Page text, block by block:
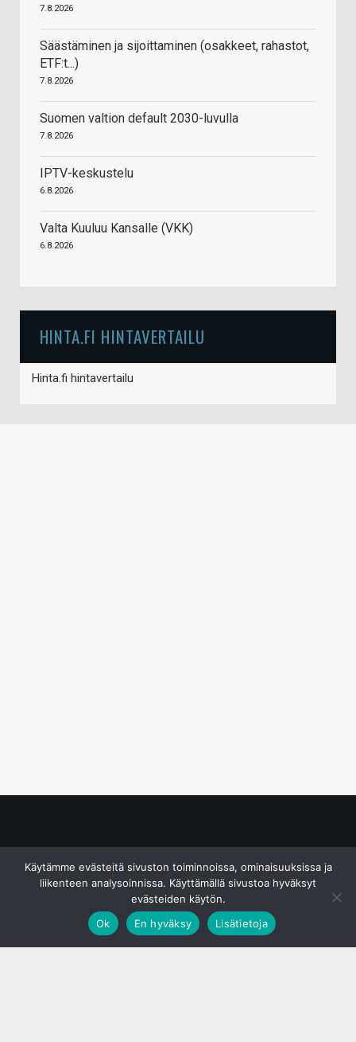
7.8.2026
Säästäminen ja sijoittaminen (osakkeet, rahastot,
ETF:t...)
7.8.2026
Suomen valtion default 2030-luvulla
7.8.2026
IPTV-keskustelu
6.8.2026
Valta Kuuluu Kansalle (VKK)
6.8.2026
HINTA.FI HINTAVERTAILU
Hinta.fi hintavertailu
Käytämme evästeitä sivuston toiminnoissa, ominaisuuksissa ja
liikenteen analysoinnissa. Käyttämällä sivustoa hyväksyt
evästeiden käytön.
Ok
En hyväksy Lisätietoja